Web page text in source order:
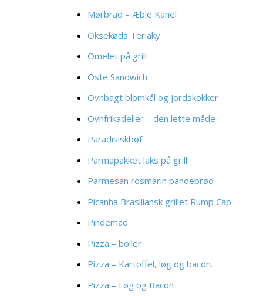
Mørbrad – Æble Kanel
Oksekøds Teriaky
Omelet på grill
Oste Sandwich
Ovnbagt blomkål og jordskokker
Ovnfrikadeller – den lette måde
Paradisiskbøf
Parmapakket laks på grill
Parmesan rosmarin pandebrød
Picanha Brasiliansk grillet Rump Cap
Pindemad
Pizza – boller
Pizza – Kartoffel, løg og bacon.
Pizza – Løg og Bacon